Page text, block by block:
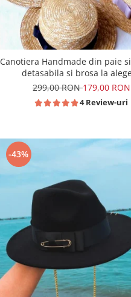
Canotiera Handmade din paie
detasabila si brosa la
299,00 RON179,00 RON
4 Review-uri
-43%